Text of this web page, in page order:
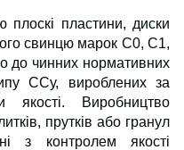
пластини, диски
свинцю марок С0, С1,
до чинних нормативних
ССу, вироблених за
якості.
Виробництво
прутків або гранул
з контролем якості